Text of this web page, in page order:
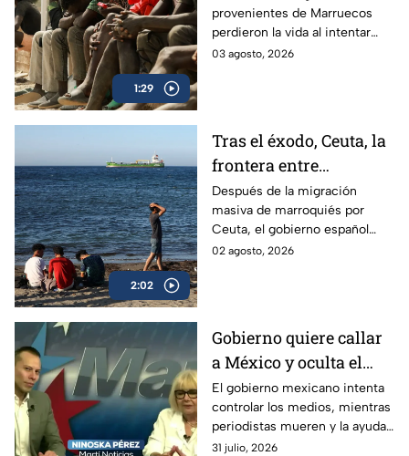
1:29
provenientes de Marruecos
perdieron la vida al intentar
superar las rompeolas y la valla
03 agosto, 2026
2:02
Tras el éxodo, Ceuta, la
frontera entre
Marruecos y España,
parece tranquila
Después de la migración
masiva de marroquiés por
Ceuta, el gobierno español
trabaja para contenerla,
02 agosto, 2026
Gobierno quiere callar
a México y oculta el
desvío de ayuda
humanitaria enviada a
Cuba
El gobierno mexicano intenta
controlar los medios, mientras
periodistas mueren y la ayuda
humanitaria enviada a Cuba
31 julio, 2026